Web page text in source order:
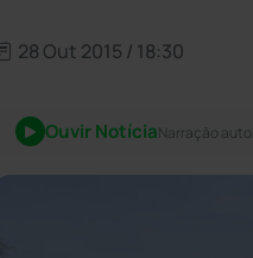
28 Out 2015 / 18:30
Ouvir NotíciaNarração